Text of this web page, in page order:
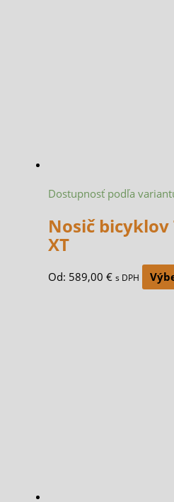
Dostupnosť podľa
Nosič bicyklov
XT
Od: 589,00 € s DPH